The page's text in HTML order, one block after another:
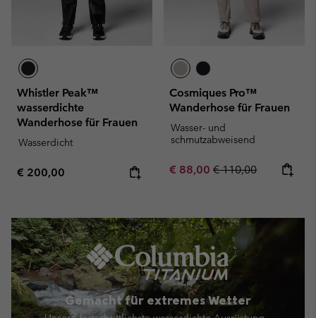
Whistler Peak™
wasserdichte
Wanderhose für Frauen
Wasserdicht
Regular price:
€ 200,00
Cosmiques Pro™
Wanderhose für Frauen
Wasser- und
schmutzabweisend
Sale price:
€ 88,00 Regular price:
€ 110,00
Gemacht für extremes Wetter